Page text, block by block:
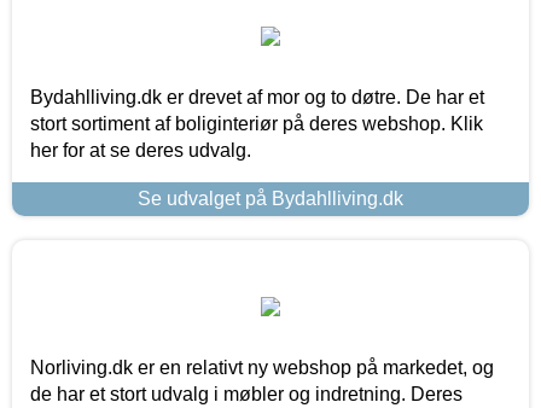
Bydahlliving.dk er drevet af mor og to døtre. De har et
stort sortiment af boliginteriør på deres webshop. Klik
her for at se deres udvalg.
Se udvalget på Bydahlliving.dk
Norliving.dk er en relativt ny webshop på markedet, og
de har et stort udvalg i møbler og indretning. Deres